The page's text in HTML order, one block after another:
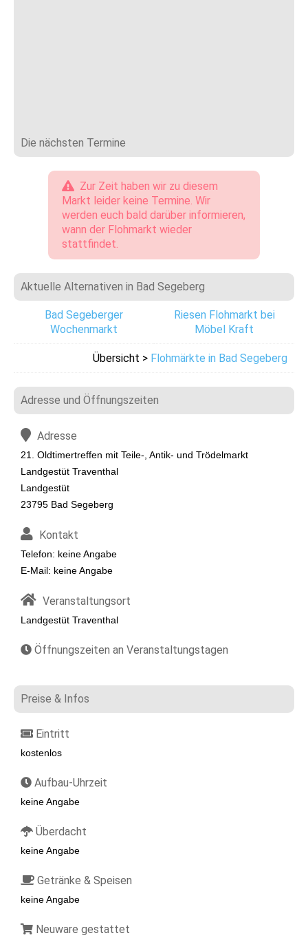
Die nächsten Termine
Zur Zeit haben wir zu diesem
Markt leider keine Termine. Wir
werden euch bald darüber informieren,
wann der Flohmarkt wieder
stattfindet.
Aktuelle Alternativen in Bad Segeberg
Bad Segeberger
Wochenmarkt
Riesen Flohmarkt bei
Möbel Kraft
Übersicht > Flohmärkte in Bad Segeberg
Adresse und Öffnungszeiten
Adresse
21. Oldtimertreffen mit Teile-, Antik- und Trödelmarkt
Landgestüt Traventhal
Landgestüt
23795 Bad Segeberg
Kontakt
Telefon: keine Angabe
E-Mail: keine Angabe
Veranstaltungsort
Landgestüt Traventhal
Öffnungszeiten an Veranstaltungstagen
Preise & Infos
Eintritt
kostenlos
Aufbau-Uhrzeit
keine Angabe
Überdacht
keine Angabe
Getränke & Speisen
keine Angabe
Neuware gestattet